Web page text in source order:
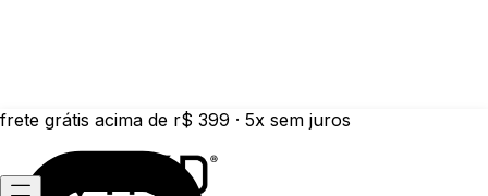
frete grátis acima de r$ 399 · 5x sem juros